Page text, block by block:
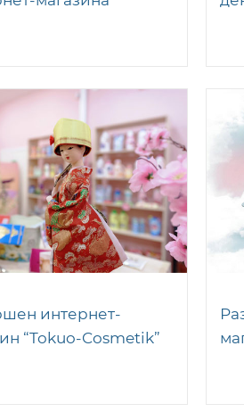
интернет-
“Tokuo-Cosmetik”